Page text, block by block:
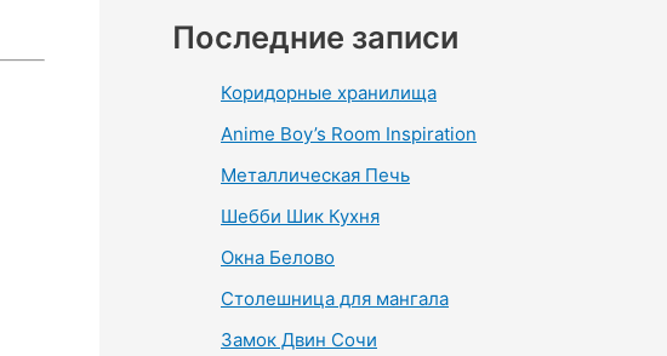
Последние записи
Коридорные хранилища
Anime Boy’s Room Inspiration
Металлическая Печь
Шебби Шик Кухня
Окна Белово
Столешница для мангала
Замок Двин Сочи